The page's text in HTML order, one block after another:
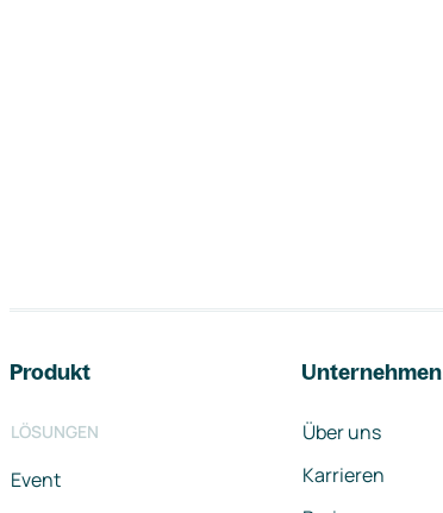
Produkt
LÖSUNGEN
Event
Unternehmen
Über uns
Karrieren